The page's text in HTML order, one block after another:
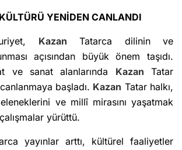
YENİDEN CANLANDI
Kazan Tatarca dilinin ve
açısından büyük önem taşıdı.
ve sanat alanlarında Kazan Tatar
başladı. Kazan Tatar halkı,
ve millî mirasını yaşatmak
yürüttü.
yayınlar arttı, kültürel faaliyetler